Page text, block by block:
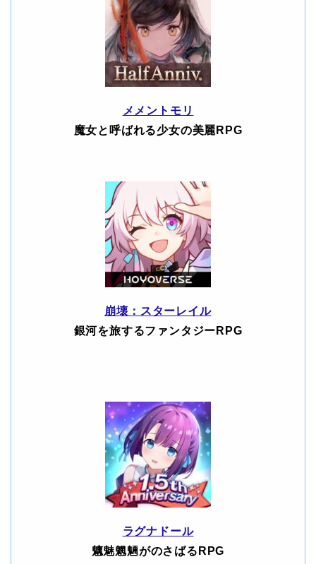
メメントモリ
魔女と呼ばれる少女の美麗RPG
崩壊：スターレイル
銀河を旅するファンタジーRPG
ラグナドール
魑魅魍魎がのさばるRPG